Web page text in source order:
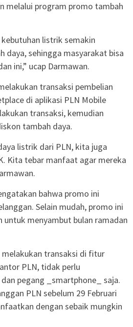
melalui program promo tambah
listrik semakin
sehingga masyarakat bisa
ini,” ucap Darmawan.
transaksi pembelian
di aplikasi PLN Mobile
transaksi, kemudian
tambah daya.
listrik dari PLN, kita juga
Kita tebar manfaat agar mereka
bahwa promo ini
Selain mudah, promo ini
untuk menyambut bulan ramadan
melakukan transaksi di fitur
PLN, tidak perlu
pegang _smartphone_ saja.
PLN sebelum 29 Februari
dengan sebaik mungkin